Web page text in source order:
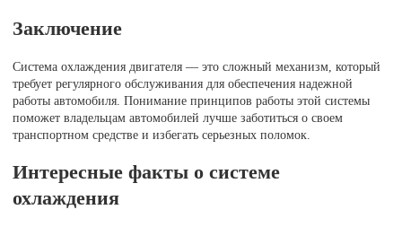
Заключение
Система охлаждения двигателя — это сложный механизм, который
требует регулярного обслуживания для обеспечения надежной
работы автомобиля. Понимание принципов работы этой системы
поможет владельцам автомобилей лучше заботиться о своем
транспортном средстве и избегать серьезных поломок.
Интересные факты о системе
охлаждения